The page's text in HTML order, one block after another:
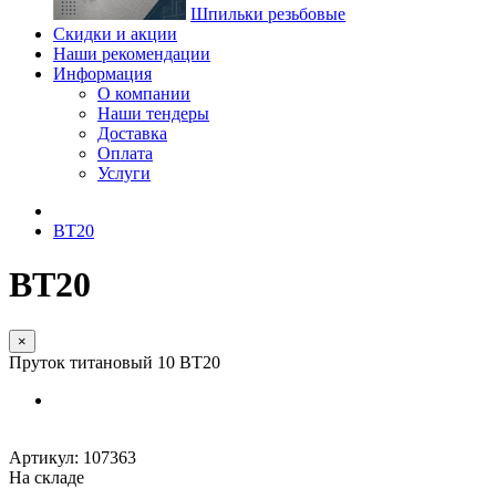
Шпильки резьбовые
Скидки и акции
Наши рекомендации
Информация
О компании
Наши тендеры
Доставка
Оплата
Услуги
ВТ20
ВТ20
×
Пруток титановый 10 ВТ20
Артикул: 107363
На складе